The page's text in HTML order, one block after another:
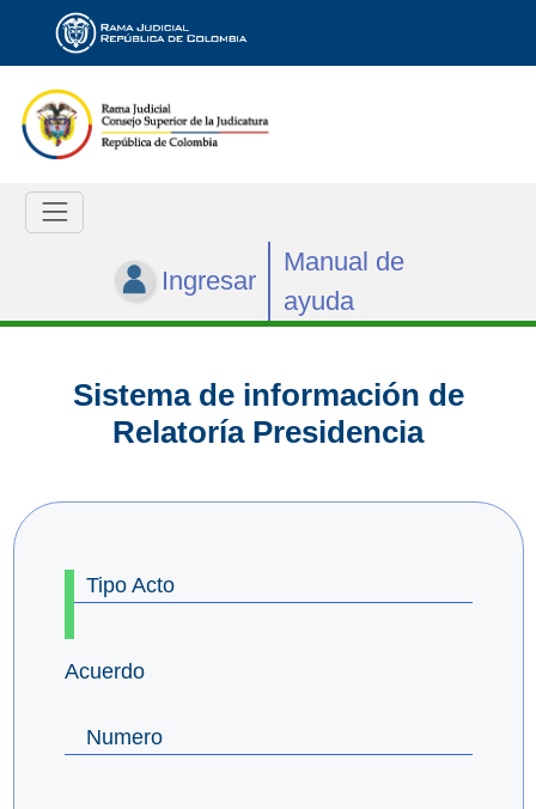
Ingresar
Manual de
ayuda
Sistema de información de
Relatoría Presidencia
Tipo Acto
Acuerdo
Numero